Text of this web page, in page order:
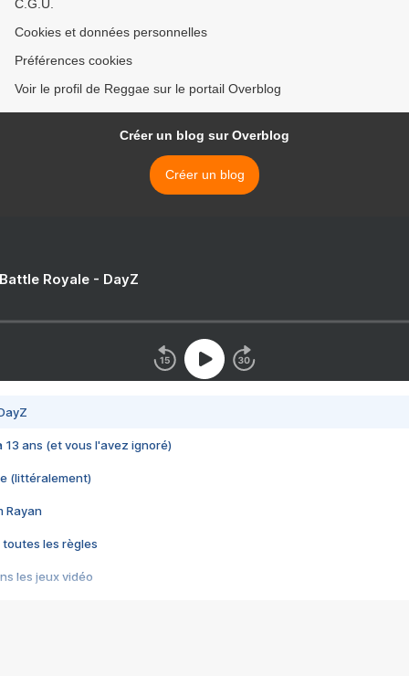
C.G.U.
Cookies et données personnelles
Préférences cookies
Voir le profil de Reggae sur le portail Overblog
Créer un blog sur Overblog
Créer un blog
Royale - DayZ
13 ans (et vous l'avez ignoré)
(littéralement)
Rayan
toutes les règles
les jeux vidéo